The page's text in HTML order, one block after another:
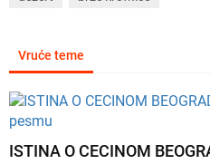
Vruće teme
ISTINA O CECINOM